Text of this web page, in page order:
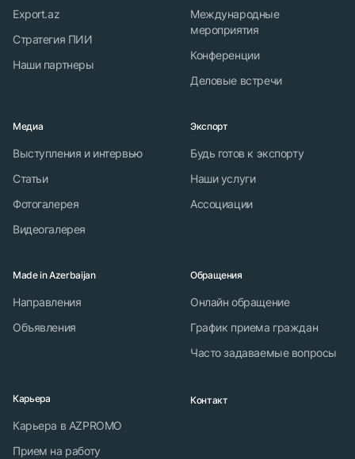
Export.az
Стратегия ПИИ
Наши партнеры
Международные
мероприятия
Конференции
Деловые встречи
Медиа
Выступления и интервью
Статьи
Фотогалерея
Видеогалерея
Экспорт
Будь готов к экспорту
Наши услуги
Ассоциации
Made in Azerbaijan
Направления
Объявления
Обращения
Онлайн обращение
График приема граждан
Часто задаваемые вопросы
Карьера
Карьера в AZPROMO
Прием на работу
Контакт